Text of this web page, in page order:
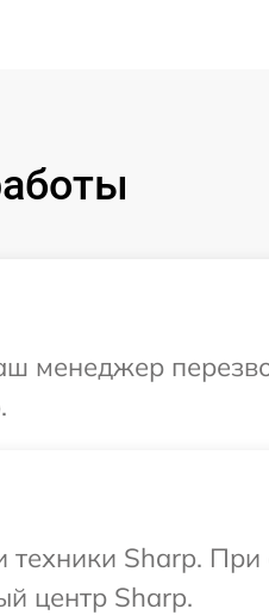
менеджер
Sharp.
центр Sharp.